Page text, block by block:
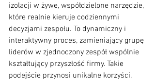
izolacji w żywe, współdzielone narzędzie,
które realnie kieruje codziennymi
decyzjami zespołu. To dynamiczny i
interaktywny proces, zamieniający grupę
liderów w zjednoczony zespół wspólnie
kształtujący przyszłość firmy. Takie
podejście przynosi unikalne korzyści,